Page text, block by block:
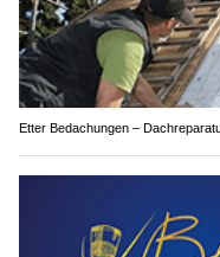
Etter Bedachungen –